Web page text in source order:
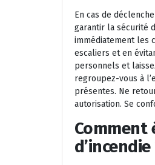
En cas de
garantir la sécurité
immédiatement les
escaliers et en
personnels et
regroupez-vous à
présentes. Ne
autorisation. Se
Comment
d’incendie